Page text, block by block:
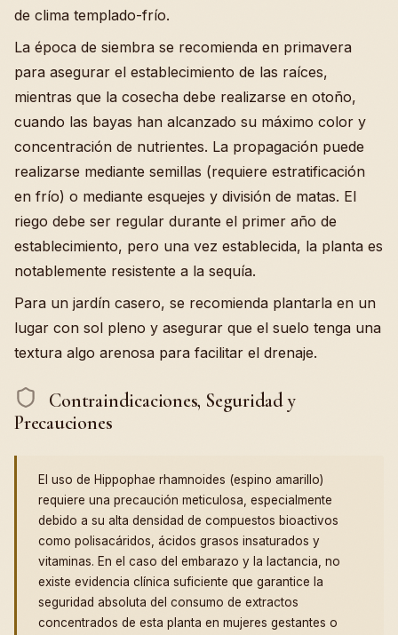
de clima templado-frío.
La época de siembra se recomienda en primavera
para asegurar el establecimiento de las raíces,
mientras que la cosecha debe realizarse en otoño,
cuando las bayas han alcanzado su máximo color y
concentración de nutrientes. La propagación puede
realizarse mediante semillas (requiere estratificación
en frío) o mediante esquejes y división de matas. El
riego debe ser regular durante el primer año de
establecimiento, pero una vez establecida, la planta es
notablemente resistente a la sequía.
Para un jardín casero, se recomienda plantarla en un
lugar con sol pleno y asegurar que el suelo tenga una
textura algo arenosa para facilitar el drenaje.
Contraindicaciones, Seguridad y
Precauciones
El uso de Hippophae rhamnoides (espino amarillo)
requiere una precaución meticulosa, especialmente
debido a su alta densidad de compuestos bioactivos
como polisacáridos, ácidos grasos insaturados y
vitaminas. En el caso del embarazo y la lactancia, no
existe evidencia clínica suficiente que garantice la
seguridad absoluta del consumo de extractos
concentrados de esta planta en mujeres gestantes o